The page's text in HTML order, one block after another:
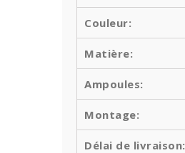
Couleur:
Matière:
Ampoules:
Montage:
Délai de livraison: